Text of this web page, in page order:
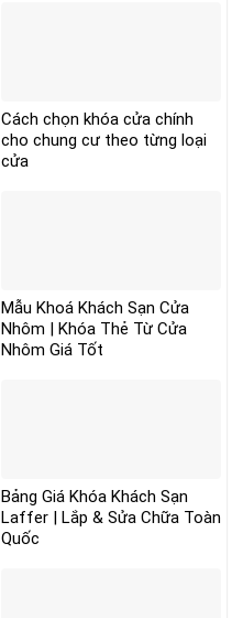
Cách chọn khóa cửa chính
cho chung cư theo từng loại
cửa
Mẫu Khoá Khách Sạn Cửa
Nhôm | Khóa Thẻ Từ Cửa
Nhôm Giá Tốt
Bảng Giá Khóa Khách Sạn
Laffer | Lắp & Sửa Chữa Toàn
Quốc